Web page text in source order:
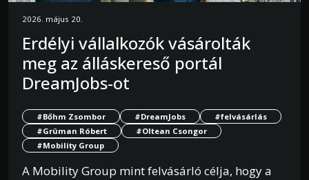
2026. május 20.
Erdélyi vállalkozók vásárolták
meg az álláskereső portál
DreamJobs-ot
#Bőhm Zsombor #DreamJobs
#felvásárlás
#Grüman Róbert
#Oltean Csongor
#Mobility Group
A Mobility Group mint felvásárló célja, hogy a